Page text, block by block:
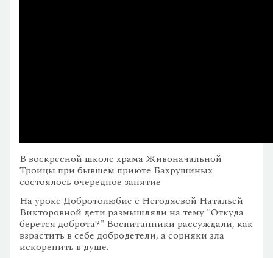
В воскресной школе храма Живоначальной
Троицы при бывшем приюте Бахрушиных
состоялось очередное занятие
На уроке Добротолюбие с Негодяевой Натальей
Викторовной дети размышляли на тему "Откуда
берется доброта?" Воспитанники рассуждали, как
взрастить в себе добродетели, а сорняки зла
искоренить в душе.